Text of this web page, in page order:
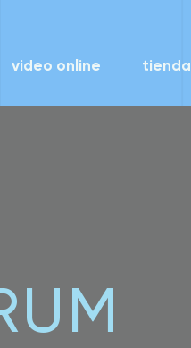
video online tienda